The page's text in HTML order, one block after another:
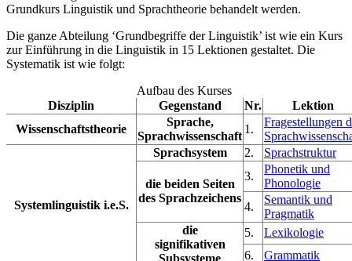
Grundkurs Linguistik und Sprachtheorie behandelt werden.
Die ganze Abteilung ‘Grundbegriffe der Linguistik’ ist wie ein Kurs
zur Einführung in die Linguistik in 15 Lektionen gestaltet. Die
Systematik ist wie folgt:
Aufbau des Kurses
Disziplin
Gegenstand Nr.
Lektion
Wissenschaftstheorie
Sprache,
Sprachwissenschaft
1.
Fragestellungen
Systemlinguistik i.e.S.
Sprachsystem 2. Sprachstruktur
die beiden Seiten
des Sprachzeichens
3.
Phonetik und
Phonologie
4.
Semantik und
Pragmatik
die
signifikativen
Subsysteme
5.
Lexikologie
6.
Grammatik